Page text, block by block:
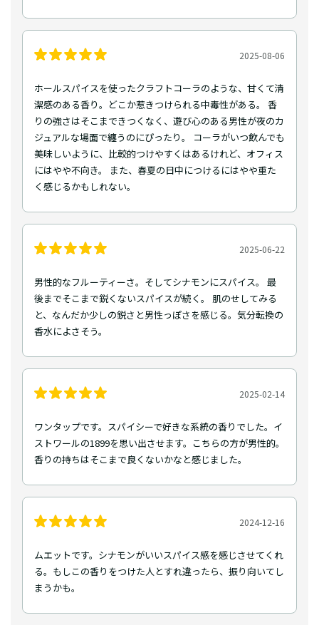
2025-08-06
ホールスパイスを使ったクラフトコーラのような、甘くて清
潔感のある香り。どこか惹きつけられる中毒性がある。 香
りの強さはそこまできつくなく、遊び心のある男性が夜のカ
ジュアルな場面で纏うのにぴったり。 コーラがいつ飲んでも
美味しいように、比較的つけやすくはあるけれど、オフィス
にはやや不向き。 また、春夏の日中につけるにはやや重た
く感じるかもしれない。
2025-06-22
男性的なフルーティーさ。そしてシナモンにスパイス。 最
後までそこまで鋭くないスパイスが続く。 肌のせしてみる
と、なんだか少しの鋭さと男性っぽさを感じる。気分転換の
香水によさそう。
2025-02-14
ワンタップです。スパイシーで好きな系統の香りでした。イ
ストワールの1899を思い出させます。こちらの方が男性的。
香りの持ちはそこまで良くないかなと感じました。
2024-12-16
ムエットです。シナモンがいいスパイス感を感じさせてくれ
る。もしこの香りをつけた人とすれ違ったら、振り向いてし
まうかも。